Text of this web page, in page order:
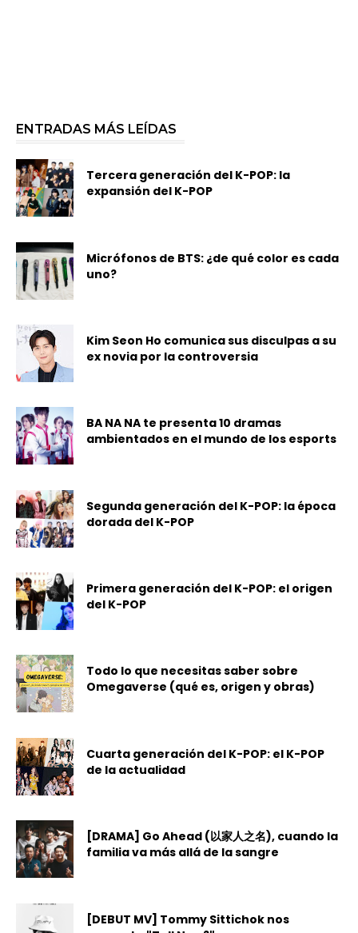
ENTRADAS MÁS LEÍDAS
Tercera generación del K-POP: la
expansión del K-POP
Micrófonos de BTS: ¿de qué color es cada
uno?
Kim Seon Ho comunica sus disculpas a su
ex novia por la controversia
BA NA NA te presenta 10 dramas
ambientados en el mundo de los esports
Segunda generación del K-POP: la época
dorada del K-POP
Primera generación del K-POP: el origen
del K-POP
Todo lo que necesitas saber sobre
Omegaverse (qué es, origen y obras)
Cuarta generación del K-POP: el K-POP
de la actualidad
[DRAMA] Go Ahead (以家人之名), cuando la
familia va más allá de la sangre
[DEBUT MV] Tommy Sittichok nos